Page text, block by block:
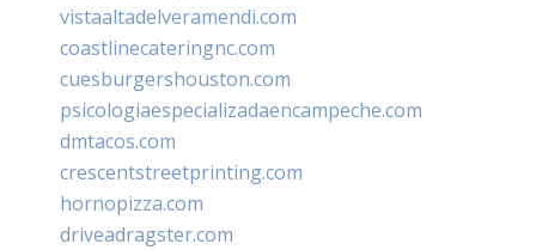
vistaaltadelveramendi.com
coastlinecateringnc.com
cuesburgershouston.com
psicologiaespecializadaencampeche.com
dmtacos.com
crescentstreetprinting.com
hornopizza.com
driveadragster.com